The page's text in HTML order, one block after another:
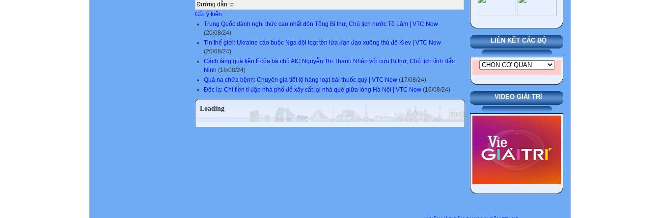
LIÊN KẾT CÁC BỘ
VIDEO GIẢI TRÍ
Đường dẫn: p
Gửi ý kiến
Trung Quốc dành nghi thức cao nhất đón Tổng Bí thư, Chủ tịch nước Tô Lâm | VTC Now
(20/08/24)
Tin thế giới: Ukraine cáo buộc Nga dội loạt tên lửa đạn đạo xuống thủ đô Kiev | VTC Now
(20/08/24)
Cách tặng quà tiền tỉ của bà chủ AIC Nguyễn Thị Thanh Nhàn với cựu Bí thư, Chủ tịch tỉnh Bắc
Ninh (18/08/24)
Quả na chữa bệnh: Chuyên gia tiết lộ hàng loạt bài thuốc quý | VTC Now (17/08/24)
Độc lạ: Chi tiền tỉ đập nhà phố để xây cất lại nhà quê giữa lòng Hà Nội | VTC Now (16/08/24)
Loading